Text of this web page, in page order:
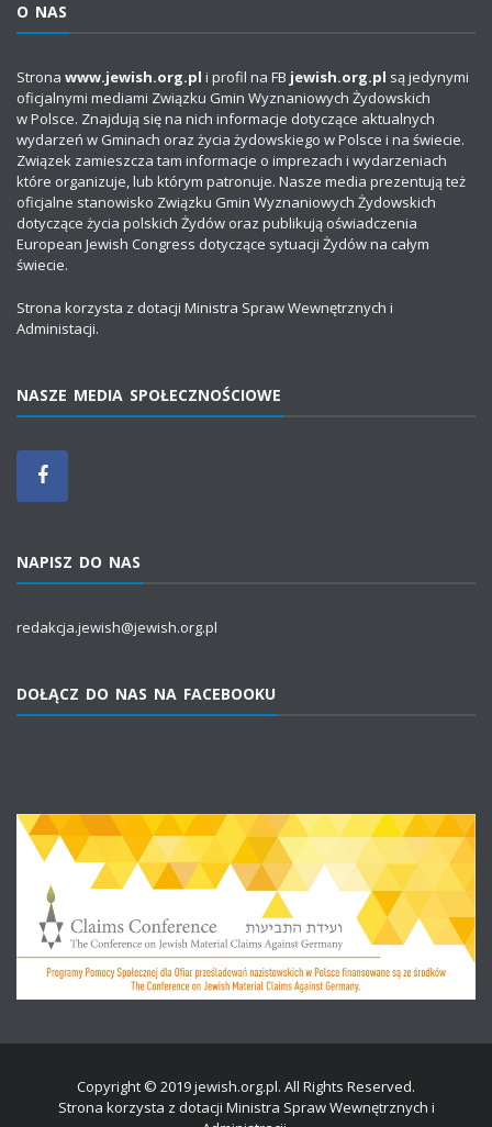
O NAS
Strona www.jewish.org.pl i profil na FB jewish.org.pl są jedynymi
oficjalnymi mediami Związku Gmin Wyznaniowych Żydowskich
w Polsce. Znajdują się na nich informacje dotyczące aktualnych
wydarzeń w Gminach oraz życia żydowskiego w Polsce i na świecie.
Związek zamieszcza tam informacje o imprezach i wydarzeniach
które organizuje, lub którym patronuje. Nasze media prezentują też
oficjalne stanowisko Związku Gmin Wyznaniowych Żydowskich
dotyczące życia polskich Żydów oraz publikują oświadczenia
European Jewish Congress dotyczące sytuacji Żydów na całym
świecie.
Strona korzysta z dotacji Ministra Spraw Wewnętrznych i
Administacji.
NASZE MEDIA SPOŁECZNOŚCIOWE
NAPISZ DO NAS
redakcja.jewish@jewish.org.pl
DOŁĄCZ DO NAS NA FACEBOOKU
Copyright © 2019 jewish.org.pl. All Rights Reserved.
Strona korzysta z dotacji Ministra Spraw Wewnętrznych i